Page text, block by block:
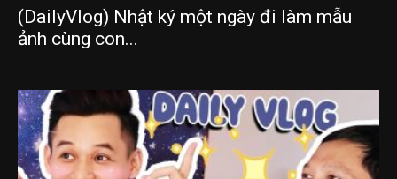
(DailyVlog) Nhật ký một ngày đi làm mẫu
ảnh cùng con...